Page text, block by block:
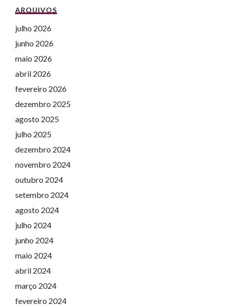
ARQUIVOS
julho 2026
junho 2026
maio 2026
abril 2026
fevereiro 2026
dezembro 2025
agosto 2025
julho 2025
dezembro 2024
novembro 2024
outubro 2024
setembro 2024
agosto 2024
julho 2024
junho 2024
maio 2024
abril 2024
março 2024
fevereiro 2024